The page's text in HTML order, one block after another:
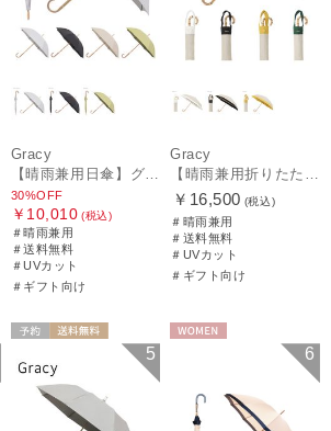
Gracy
【晴雨兼用日傘】グレイシー (Gracy) Studs 一級遮光99.99% 遮熱 UV99％
30%OFF
￥10,010 (税込)
＃晴雨兼用
＃送料無料
＃UVカット
＃ギフト向け
Gracy
【晴雨兼用折りたたみ日傘】グレイシー (Gracy) Natural bicolor 遮光99% 遮熱 UV99％ 簡単開閉
￥16,500 (税込)
＃晴雨兼用
＃送料無料
＃UVカット
＃ギフト向け
WOMEN
5 6